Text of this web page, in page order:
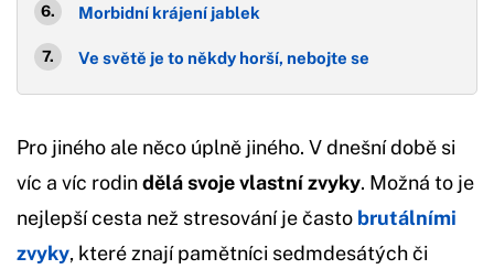
Morbidní krájení jablek
Ve světě je to někdy horší, nebojte se
Pro jiného ale něco úplně jiného. V dnešní době si
víc a víc rodindělá svoje vlastní zvyky. Možná to je
nejlepší cesta než stresování je často brutálními
zvyky, které znají pamětníci sedmdesátých či